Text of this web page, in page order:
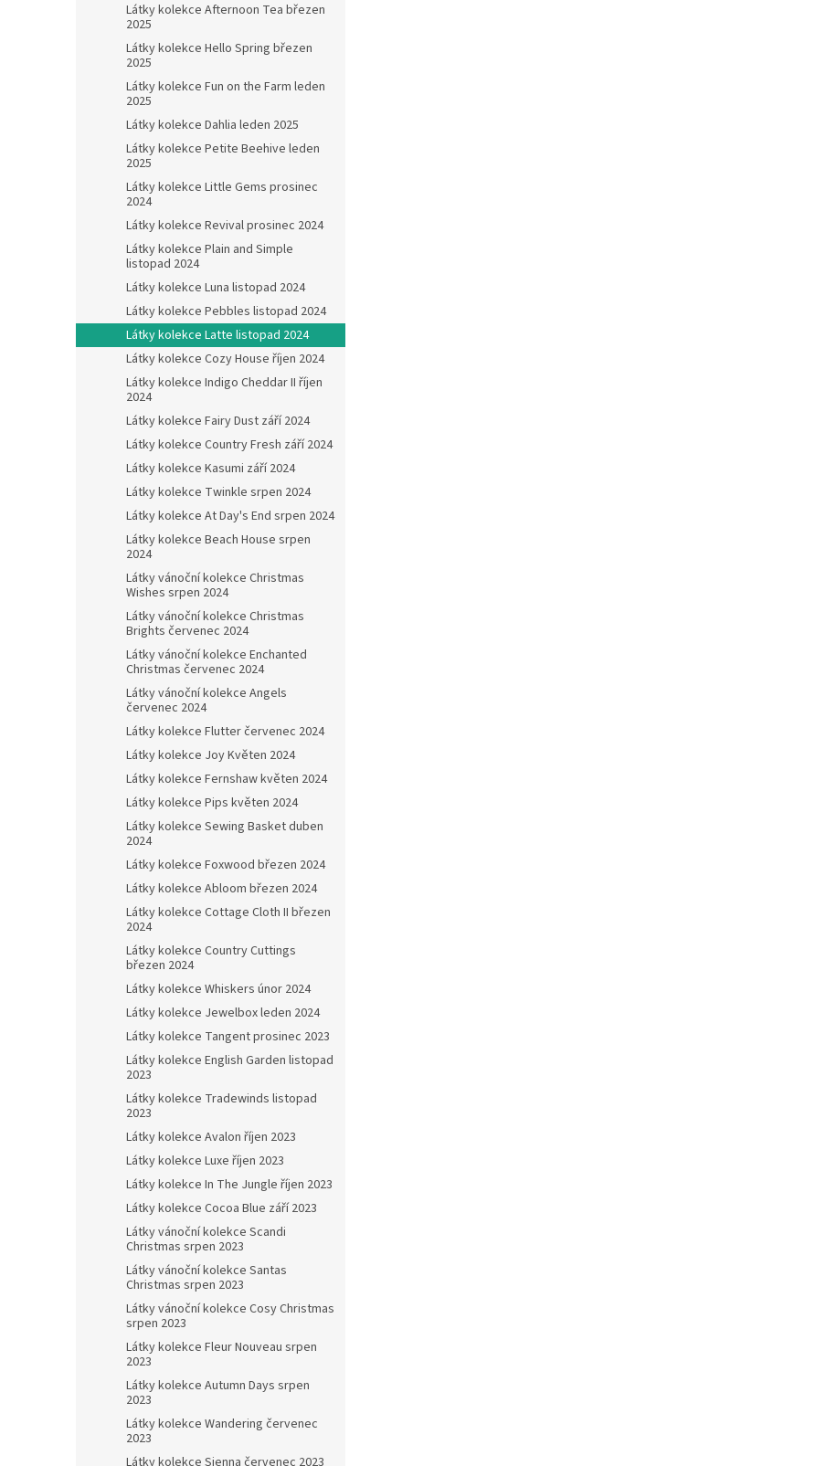
Látky kolekce Afternoon Tea březen
2025
Látky kolekce Hello Spring březen
2025
Látky kolekce Fun on the Farm leden
2025
Látky kolekce Dahlia leden 2025
Látky kolekce Petite Beehive leden
2025
Látky kolekce Little Gems prosinec
2024
Látky kolekce Revival prosinec 2024
Látky kolekce Plain and Simple
listopad 2024
Látky kolekce Luna listopad 2024
Látky kolekce Pebbles listopad 2024
Látky kolekce Latte listopad 2024
Látky kolekce Cozy House říjen 2024
Látky kolekce Indigo Cheddar II říjen
2024
Látky kolekce Fairy Dust září 2024
Látky kolekce Country Fresh září 2024
Látky kolekce Kasumi září 2024
Látky kolekce Twinkle srpen 2024
Látky kolekce At Day's End srpen 2024
Látky kolekce Beach House srpen
2024
Látky vánoční kolekce Christmas
Wishes srpen 2024
Látky vánoční kolekce Christmas
Brights červenec 2024
Látky vánoční kolekce Enchanted
Christmas červenec 2024
Látky vánoční kolekce Angels
červenec 2024
Látky kolekce Flutter červenec 2024
Látky kolekce Joy Květen 2024
Látky kolekce Fernshaw květen 2024
Látky kolekce Pips květen 2024
Látky kolekce Sewing Basket duben
2024
Látky kolekce Foxwood březen 2024
Látky kolekce Abloom březen 2024
Látky kolekce Cottage Cloth II březen
2024
Látky kolekce Country Cuttings
březen 2024
Látky kolekce Whiskers únor 2024
Látky kolekce Jewelbox leden 2024
Látky kolekce Tangent prosinec 2023
Látky kolekce English Garden listopad
2023
Látky kolekce Tradewinds listopad
2023
Látky kolekce Avalon říjen 2023
Látky kolekce Luxe říjen 2023
Látky kolekce In The Jungle říjen 2023
Látky kolekce Cocoa Blue září 2023
Látky vánoční kolekce Scandi
Christmas srpen 2023
Látky vánoční kolekce Santas
Christmas srpen 2023
Látky vánoční kolekce Cosy Christmas
srpen 2023
Látky kolekce Fleur Nouveau srpen
2023
Látky kolekce Autumn Days srpen
2023
Látky kolekce Wandering červenec
2023
Látky kolekce Sienna červenec 2023